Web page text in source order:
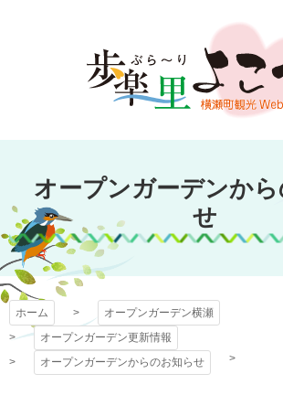
文
キ
プ
オープンガー
横瀬
オープンガーデンか
せ
ホーム
オープンガーデン横瀬
オープンガーデン更新情報
オープンガーデンからのお知らせ